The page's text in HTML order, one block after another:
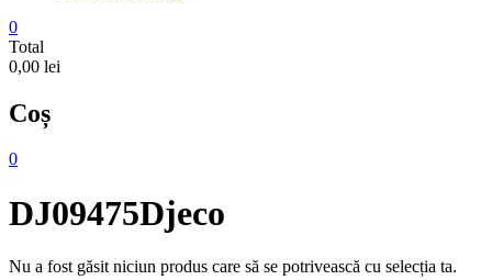
0
Total
0,00 lei
Coș
0
DJ09475Djeco
Nu a fost găsit niciun produs care să se potrivească cu selecția ta.